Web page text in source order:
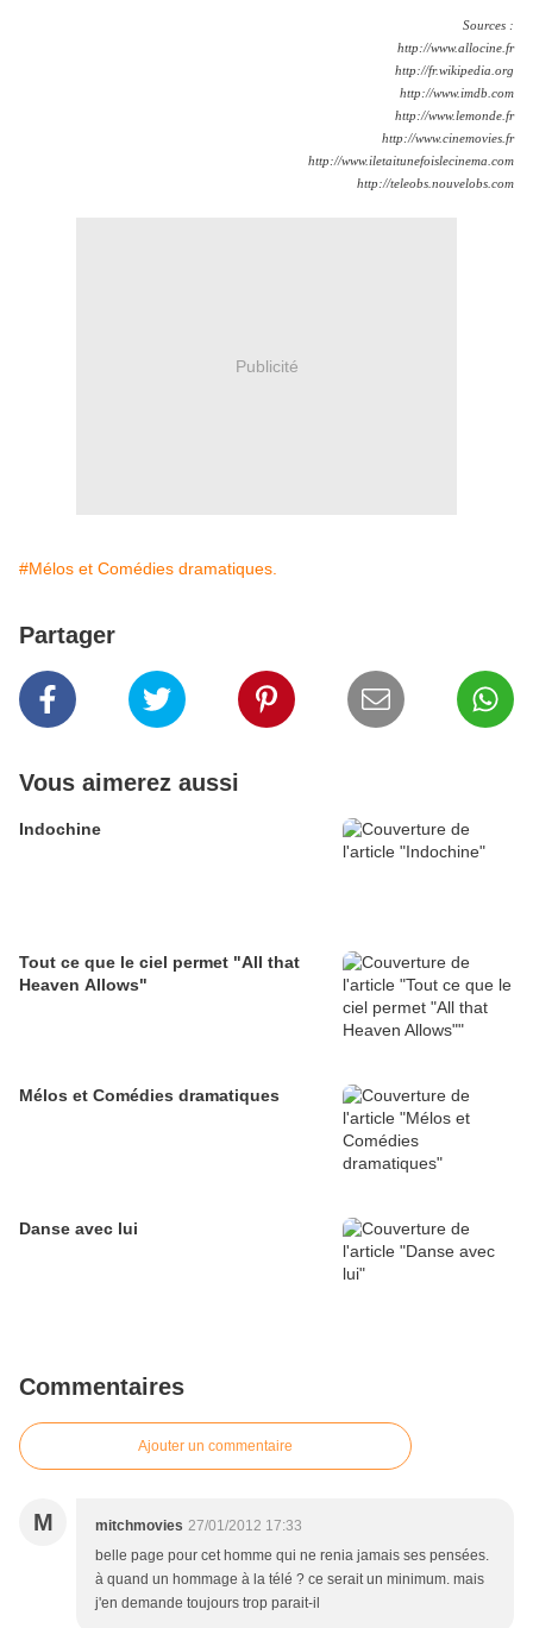
Sources :
http://www.allocine.fr
http://fr.wikipedia.org
http://www.imdb.com
http://www.lemonde.fr
http://www.cinemovies.fr
http://www.iletaitunefoislecinema.com
http://teleobs.nouvelobs.com
Publicité
#Mélos et Comédies dramatiques.
Partager
Vous aimerez aussi
Indochine
Tout ce que le ciel permet "All that
Heaven Allows"
Mélos et Comédies dramatiques
Danse avec lui
Commentaires
Ajouter un commentaire
M mitchmovies 27/01/2012 17:33
belle page pour cet homme qui ne renia jamais ses pensées.
à quand un hommage à la télé ? ce serait un minimum. mais
j'en demande toujours trop parait-il